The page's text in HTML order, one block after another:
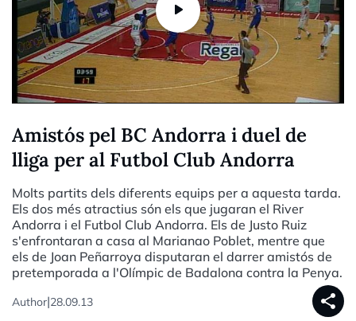
Amistós pel BC Andorra i duel de
lliga per al Futbol Club Andorra
Molts partits dels diferents equips per a aquesta tarda.
Els dos més atractius són els que jugaran el River
Andorra i el Futbol Club Andorra. Els de Justo Ruiz
s'enfrontaran a casa al Marianao Poblet, mentre que
els de Joan Peñarroya disputaran el darrer amistós de
pretemporada a l'Olímpic de Badalona contra la Penya.
Author|28.09.13 share